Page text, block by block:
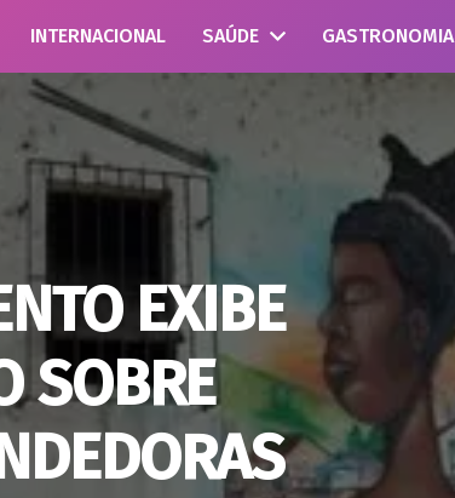
INTERNACIONAL SAÚDE GASTRONOMIA
EXIBE
SOBRE